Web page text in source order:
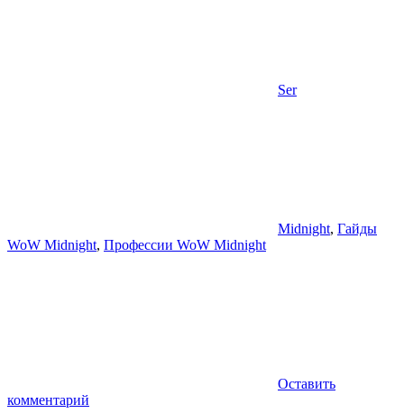
Ser
Midnight, Гайды
WoW Midnight, Профессии WoW Midnight
Оставить
комментарий